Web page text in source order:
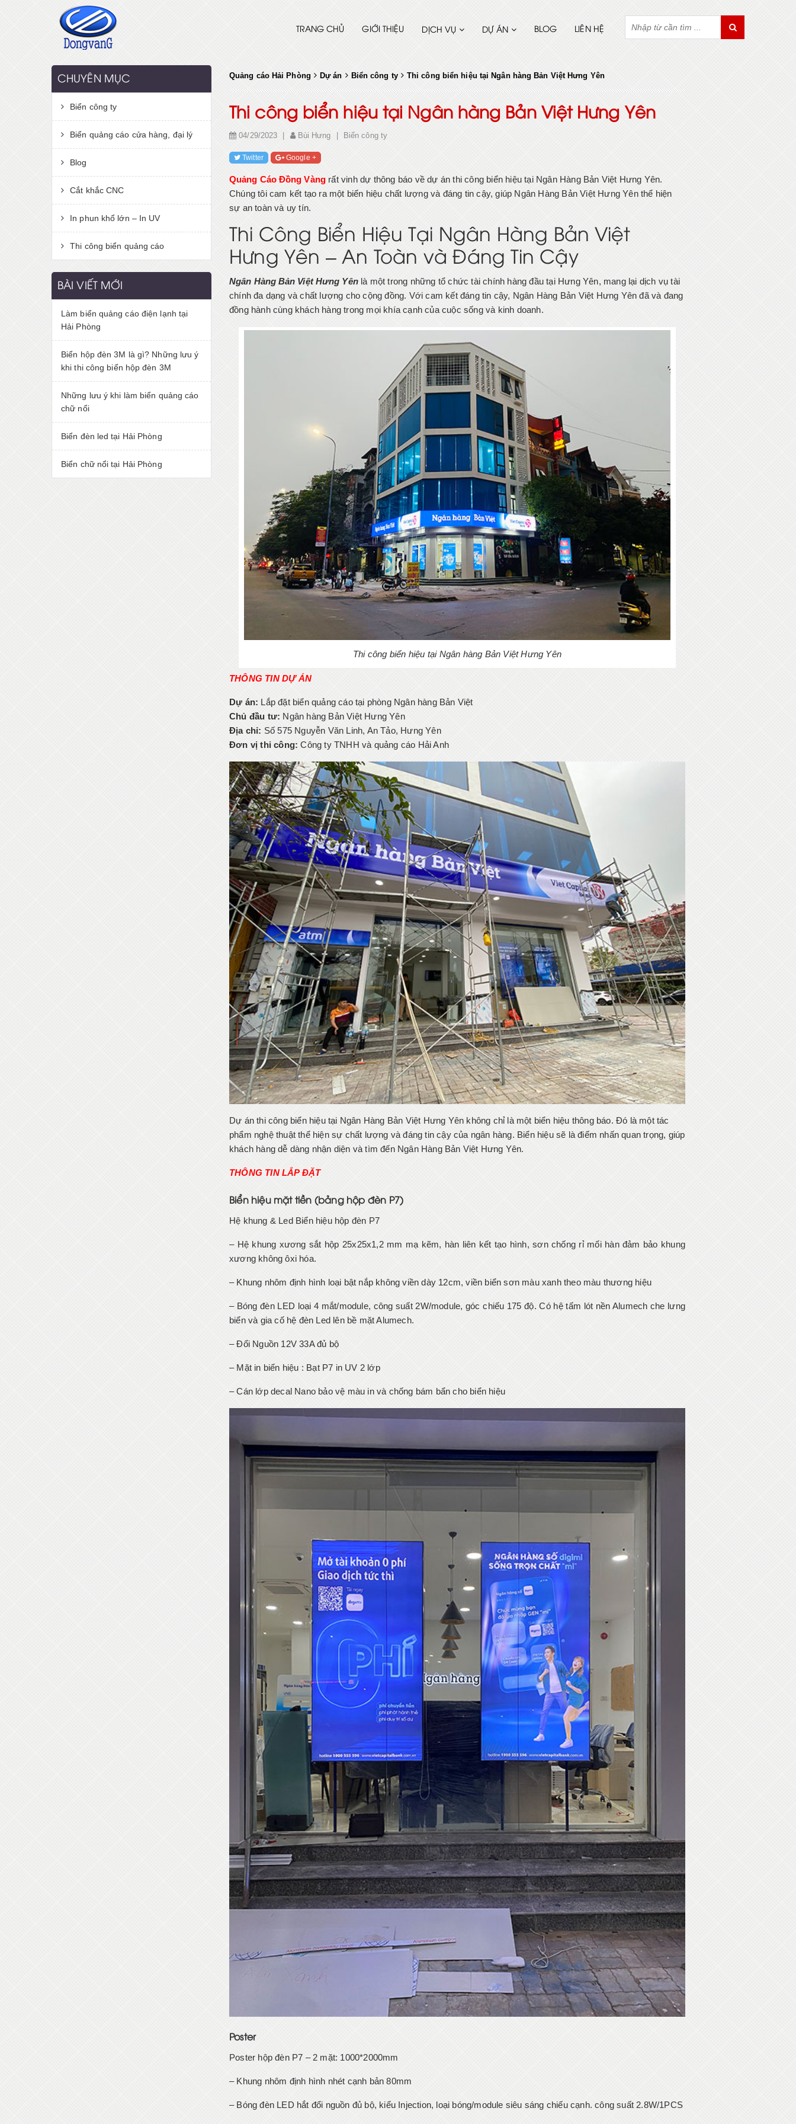
TRANG CHỦ GIỚI THIỆU DỊCH VỤ DỰ ÁN BLOG LIÊN HỆ
CHUYÊN MỤC
Biển công ty
Biển quảng cáo cửa hàng, đại lý
Blog
Cắt khắc CNC
In phun khổ lớn – In UV
Thi công biển quảng cáo
BÀI VIẾT MỚI
Làm biển quảng cáo điện lạnh tại
Hải Phòng
Biển hộp đèn 3M là gì? Những lưu ý
khi thi công biển hộp đèn 3M
Những lưu ý khi làm biển quảng cáo
chữ nổi
Biển đèn led tại Hải Phòng
Biển chữ nổi tại Hải Phòng
Quảng cáo Hải Phòng Dự án Biển công ty Thi công biển hiệu tại Ngân hàng Bản Việt Hưng Yên
Thi công biển hiệu tại Ngân hàng Bản Việt Hưng Yên
04/29/2023 Bùi Hưng Biển công ty
Twitter Google +
Quảng Cáo Đồng Vàngrất vinh dự thông báo về dự án thi công biển hiệu tại Ngân Hàng Bản Việt Hưng Yên.
Chúng tôi cam kết tạo ra một biển hiệu chất lượng và đáng tin cậy, giúp Ngân Hàng Bản Việt Hưng Yên thể hiện
sự an toàn và uy tín.
Thi Công Biển Hiệu Tại Ngân Hàng Bản Việt
Hưng Yên – An Toàn và Đáng Tin Cậy
Ngân Hàng Bản Việt Hưng Yênlà một trong những tổ chức tài chính hàng đầu tại Hưng Yên, mang lại dịch vụ tài
chính đa dạng và chất lượng cho cộng đồng. Với cam kết đáng tin cậy, Ngân Hàng Bản Việt Hưng Yên đã và đang
đồng hành cùng khách hàng trong mọi khía cạnh của cuộc sống và kinh doanh.
Thi công biển hiệu tại Ngân hàng Bản Việt Hưng Yên
THÔNG TIN DỰ ÁN
Dự án: Lắp đặt biển quảng cáo tại phòng Ngân hàng Bản Việt
Chủ đầu tư: Ngân hàng Bản Việt Hưng Yên
Địa chỉ: Số 575 Nguyễn Văn Linh, An Tảo, Hưng Yên
Đơn vị thi công:Công ty TNHH và quảng cáo Hải Anh
Dự án thi công biển hiệu tại Ngân Hàng Bản Việt Hưng Yên không chỉ là một biển hiệu thông báo. Đó là một tác
phẩm nghệ thuật thể hiện sự chất lượng và đáng tin cậy của ngân hàng. Biển hiệu sẽ là điểm nhấn quan trọng, giúp
khách hàng dễ dàng nhận diện và tìm đến Ngân Hàng Bản Việt Hưng Yên.
THÔNG TIN LẮP ĐẶT
Biển hiệu mặt tiền (bảng hộp đèn P7)
Hệ khung & Led Biển hiệu hộp đèn P7
– Hệ khung xương sắt hộp 25x25x1,2 mm mạ kẽm, hàn liên kết tạo hình, sơn chống rỉ mối hàn đảm bảo khung
xương không ôxi hóa.
– Khung nhôm định hình loại bật nắp không viền dày 12cm, viền biển sơn màu xanh theo màu thương hiệu
– Bóng đèn LED loại 4 mắt/module, công suất 2W/module, góc chiếu 175 độ. Có hệ tấm lót nền Alumech che lưng
biển và gia cố hệ đèn Led lên bề mặt Alumech.
– Đổi Nguồn 12V 33A đủ bộ
– Mặt in biển hiệu : Bạt P7 in UV 2 lớp
– Cán lớp decal Nano bảo vệ màu in và chống bám bẩn cho biển hiệu
Poster
Poster hộp đèn P7 – 2 mặt: 1000*2000mm
– Khung nhôm định hình nhét cạnh bản 80mm
– Bóng đèn LED hắt đổi nguồn đủ bộ, kiểu Injection, loại bóng/module siêu sáng chiếu cạnh. công suất 2.8W/1PCS